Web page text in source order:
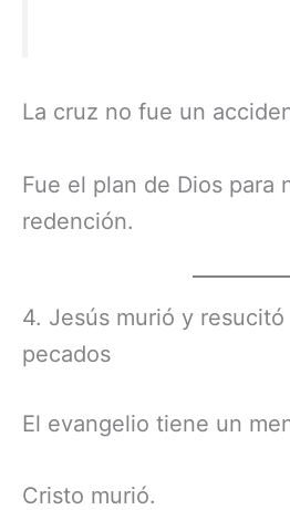
La cruz no fue un
Fue el plan de Dios para
redención.
4. Jesús murió y
pecados
El evangelio tiene un
Cristo murió.